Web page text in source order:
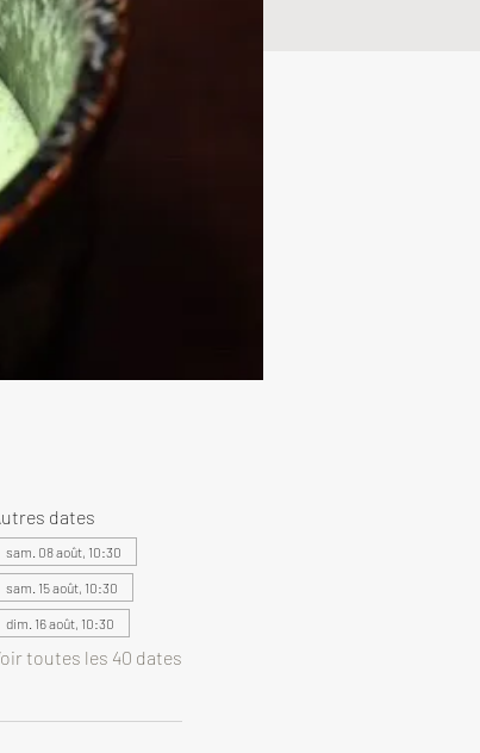
dates
sam. 08 août, 10:30
sam. 15 août, 10:30
dim. 16 août, 10:30
toutes les 40 dates